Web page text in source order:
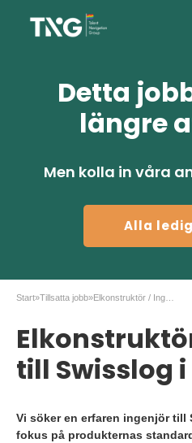
Detta
längre
Men kolla in våra
Alla
Start»Tillsatta jobb»
till Swisslog
Vi söker en erfaren ingenjör till
fokus på produkternas